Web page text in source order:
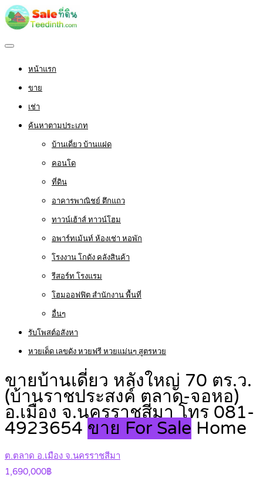
หน้าแรก
ขาย
เช่า
ค้นหาตามประเภท
บ้านเดี่ยว บ้านแฝด
คอนโด
ที่ดิน
อาคารพาณิชย์ ตึกแถว
ทาวน์เฮ้าส์ ทาวน์โฮม
อพาร์ทเม้นท์ ห้องเช่า หอพัก
โรงงาน โกดัง คลังสินค้า
รีสอร์ท โรงแรม
โฮมออฟฟิต สำนักงาน พื้นที่
อื่นๆ
รับโพสต์อสังหา
หวยเด็ด เลขดัง หวยฟรี หวยแม่นๆ สูตรหวย
ขายบ้านเดี่ยว หลังใหญ่ 70 ตร.ว.
(บ้านราชประสงค์ ตลาด-จอหอ)
อ.เมือง จ.นครราชสีมา โทร 081-
4923654 ขาย For Sale Home
ต.ตลาด อ.เมือง จ.นครราชสีมา
1,690,000฿